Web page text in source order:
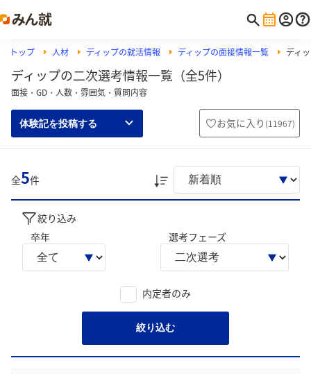
トップ 人材 ディップの就活情報 ディップの面接情報一覧 ディ
ディップの二次選考情報一覧（全5件）
面接・GD・人数・雰囲気・質問内容
体験記を投稿する お気に入り (11967)
全5件
絞り込み
卒年
選考フェーズ
内定者のみ
絞り込む